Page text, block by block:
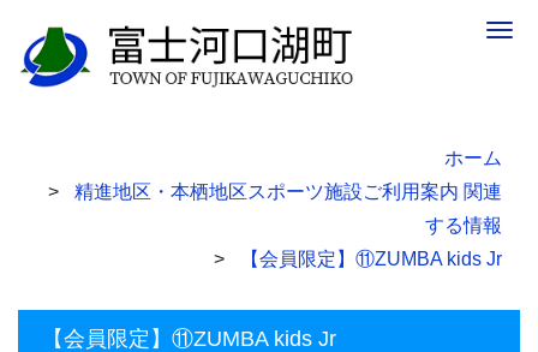
ホーム
精進地区・本栖地区スポーツ施設ご利用案内 関連
する情報
【会員限定】⑪ZUMBA kids Jr
【会員限定】⑪ZUMBA kids Jr